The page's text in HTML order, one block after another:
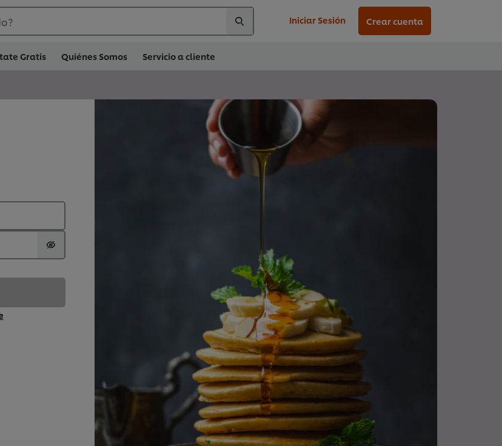
Iniciar Sesión Crear cuenta
Gratis Quiénes Somos Servicio a cliente